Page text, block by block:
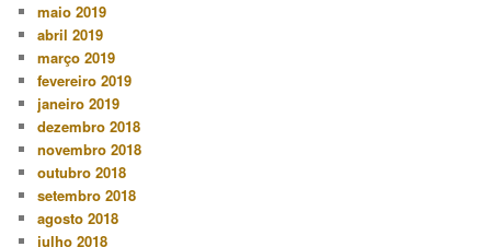
maio 2019
abril 2019
março 2019
fevereiro 2019
janeiro 2019
dezembro 2018
novembro 2018
outubro 2018
setembro 2018
agosto 2018
julho 2018